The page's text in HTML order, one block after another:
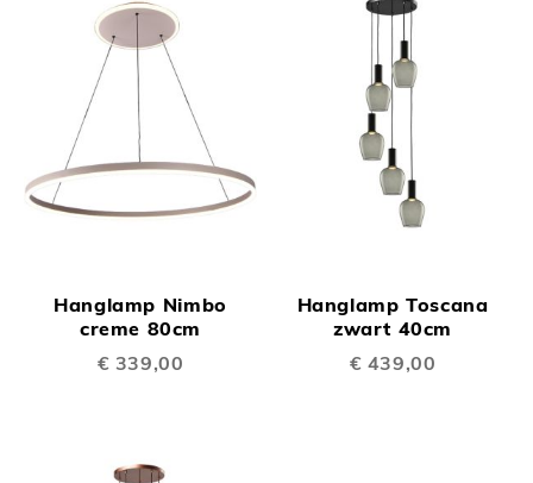
Hanglamp Nimbo
creme 80cm
€ 339,00
Hanglamp Toscana
zwart 40cm
€ 439,00